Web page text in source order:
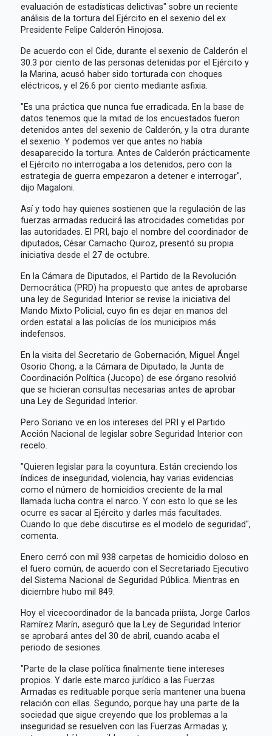
evaluación de estadísticas delictivas" sobre un reciente
análisis de la tortura del Ejército en el sexenio del ex
Presidente Felipe Calderón Hinojosa.
De acuerdo con el Cide, durante el sexenio de Calderón el
30.3 por ciento de las personas detenidas por el Ejército y
la Marina, acusó haber sido torturada con choques
eléctricos, y el 26.6 por ciento mediante asfixia.
"Es una práctica que nunca fue erradicada. En la base de
datos tenemos que la mitad de los encuestados fueron
detenidos antes del sexenio de Calderón, y la otra durante
el sexenio. Y podemos ver que antes no había
desaparecido la tortura. Antes de Calderón prácticamente
el Ejército no interrogaba a los detenidos, pero con la
estrategia de guerra empezaron a detener e interrogar",
dijo Magaloni.
Así y todo hay quienes sostienen que la regulación de las
fuerzas armadas reducirá las atrocidades cometidas por
las autoridades. El PRI, bajo el nombre del coordinador de
diputados, César Camacho Quiroz, presentó su propia
iniciativa desde el 27 de octubre.
En la Cámara de Diputados, el Partido de la Revolución
Democrática (PRD) ha propuesto que antes de aprobarse
una ley de Seguridad Interior se revise la iniciativa del
Mando Mixto Policial, cuyo fin es dejar en manos del
orden estatal a las policías de los municipios más
indefensos.
En la visita del Secretario de Gobernación, Miguel Ángel
Osorio Chong, a la Cámara de Diputado, la Junta de
Coordinación Política (Jucopo) de ese órgano resolvió
que se hicieran consultas necesarias antes de aprobar
una Ley de Seguridad Interior.
Pero Soriano ve en los intereses del PRI y el Partido
Acción Nacional de legislar sobre Seguridad Interior con
recelo.
"Quieren legislar para la coyuntura. Están creciendo los
índices de inseguridad, violencia, hay varias evidencias
como el número de homicidios creciente de la mal
llamada lucha contra el narco. Y con esto lo que se les
ocurre es sacar al Ejército y darles más facultades.
Cuando lo que debe discutirse es el modelo de seguridad",
comenta.
Enero cerró con mil 938 carpetas de homicidio doloso en
el fuero común, de acuerdo con el Secretariado Ejecutivo
del Sistema Nacional de Seguridad Pública. Mientras en
diciembre hubo mil 849.
Hoy el vicecoordinador de la bancada priísta, Jorge Carlos
Ramírez Marín, aseguró que la Ley de Seguridad Interior
se aprobará antes del 30 de abril, cuando acaba el
periodo de sesiones.
"Parte de la clase política finalmente tiene intereses
propios. Y darle este marco jurídico a las Fuerzas
Armadas es redituable porque sería mantener una buena
relación con ellas. Segundo, porque hay una parte de la
sociedad que sigue creyendo que los problemas a la
inseguridad se resuelven con las Fuerzas Armadas y,